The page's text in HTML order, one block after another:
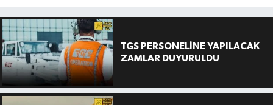
TGS PERSONELİNE YAPILACAK
ZAMLAR DUYURULDU